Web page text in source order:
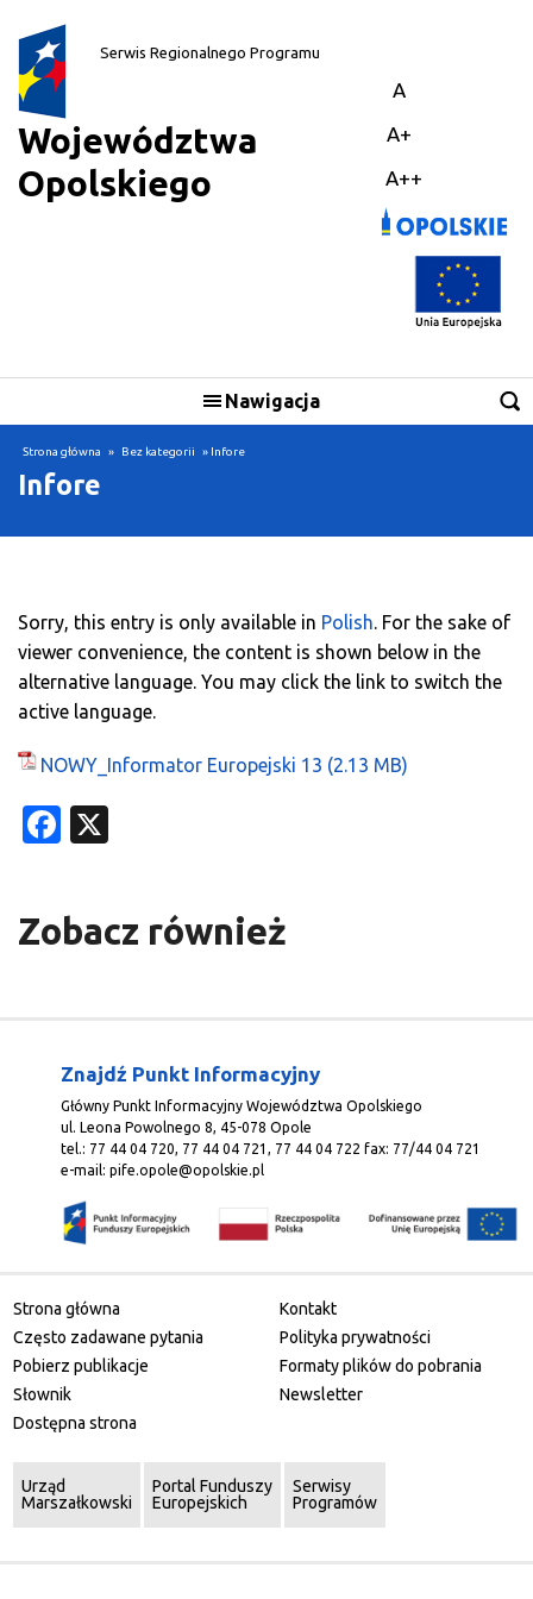
Serwis Regionalnego Programu
Województwa
Opolskiego
A
A+
A++
Nawigacja
Strona główna » Bez kategorii » Infore
Infore
Sorry, this entry is only available in Polish. For the sake of
viewer convenience, the content is shown below in the
alternative language. You may click the link to switch the
active language.
NOWY_Informator Europejski 13
Facebook
Zobacz również
Znajdź Punkt Informacyjny
Główny Punkt Informacyjny Województwa Opolskiego
ul. Leona Powolnego 8, 45-078 Opole
tel.: 77 44 04 720, 77 44 04 721, 77 44 04 722 fax: 77/44 04 721
e-mail:pife.opole@opolskie.pl
Strona główna
Często zadawane pytania
Pobierz publikacje
Słownik
Dostępna strona
Kontakt
Polityka prywatności
Formaty plików do pobrania
Newsletter
Urząd
Marszałkowski
Portal Funduszy
Europejskich
Serwisy
Programów